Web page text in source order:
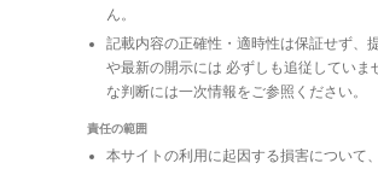
ん。
記載内容の正確性・適時性は保証せず、
や最新の開示には 必ずしも追従していま
な判断には一次情報をご参照ください。
責任の範囲
本サイトの利用に起因する損害について